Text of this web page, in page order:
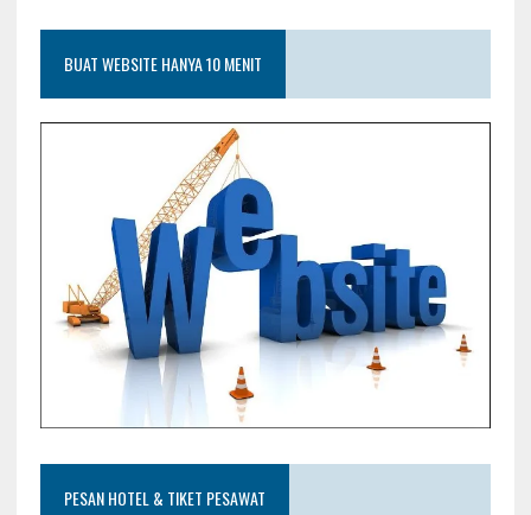
BUAT WEBSITE HANYA 10 MENIT
PESAN HOTEL & TIKET PESAWAT